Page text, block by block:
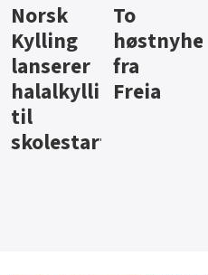
Knalltall
for Açai
Bowl
Aass vil
bli
førstevalg
i lite-